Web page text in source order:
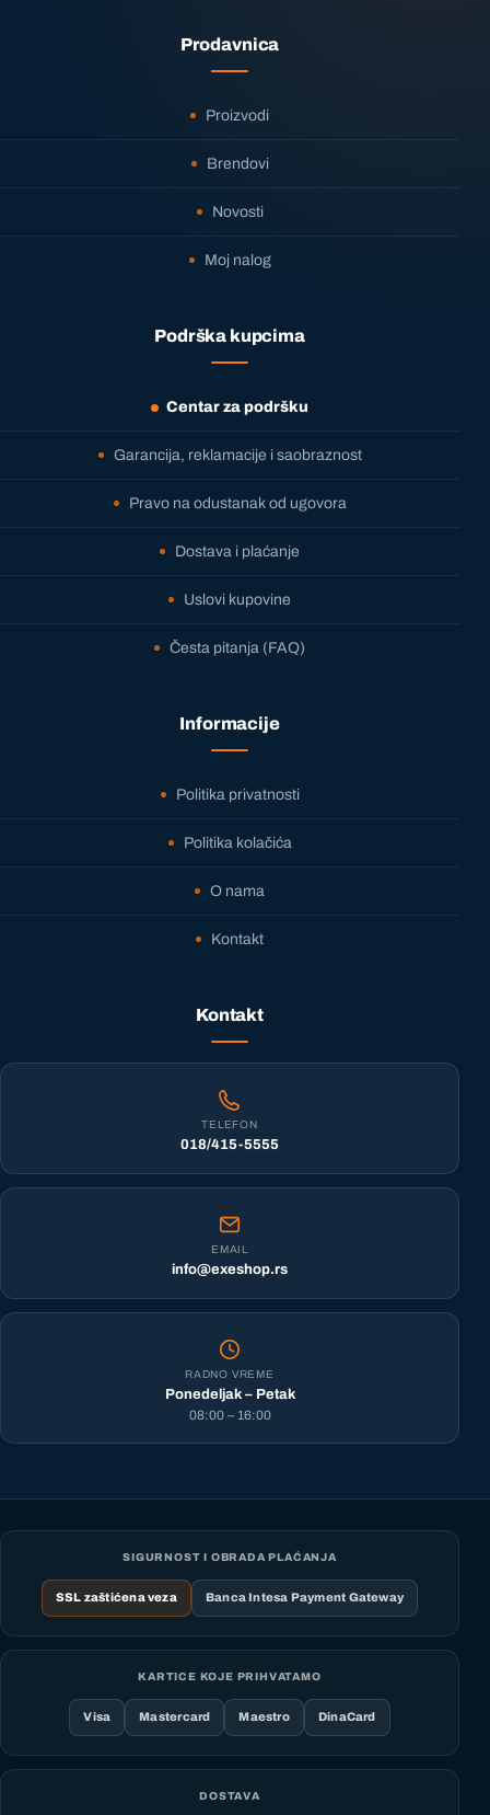
Prodavnica
Proizvodi
Brendovi
Novosti
Moj nalog
Podrška kupcima
Centar za podršku
Garancija, reklamacije i saobraznost
Pravo na odustanak od ugovora
Dostava i plaćanje
Uslovi kupovine
Česta pitanja (FAQ)
Informacije
Politika privatnosti
Politika kolačića
O nama
Kontakt
Kontakt
TELEFON
018/415-5555
EMAIL
info@exeshop.rs
RADNO VREME
Ponedeljak – Petak
08:00 – 16:00
SIGURNOST I OBRADA PLAĆANJA
SSL zaštićena veza Banca Intesa Payment Gateway
KARTICE KOJE PRIHVATAMO
Visa Mastercard Maestro DinaCard
DOSTAVA